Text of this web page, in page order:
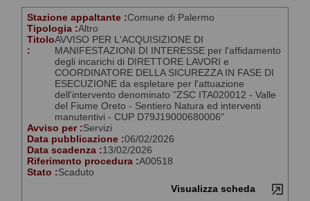
Stazione appaltante :Comune di Palermo
Tipologia :Altro
Titolo
:
AVVISO PER L'ACQUISIZIONE DI
MANIFESTAZIONI DI INTERESSE per l'affidamento
degli incarichi di DIRETTORE LAVORI e
COORDINATORE DELLA SICUREZZA IN FASE DI
ESECUZIONE da espletare per l'attuazione
dell'intervento denominato "ZSC ITA020012 - Valle
del Fiume Oreto - Sentiero Natura ed interventi
manutentivi - CUP D79J19000680006"
Avviso per :Servizi
Data pubblicazione :06/02/2026
Data scadenza :13/02/2026
Riferimento procedura :A00518
Stato :Scaduto
Visualizza scheda